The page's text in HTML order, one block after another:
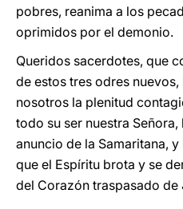
pobres, reanima a los
oprimidos por el demonio.
Queridos sacerdotes, que
de estos tres odres nuevos,
nosotros la plenitud
todo su ser nuestra
anuncio de la Samaritana,
que el Espíritu brota y se
del Corazón traspasado de